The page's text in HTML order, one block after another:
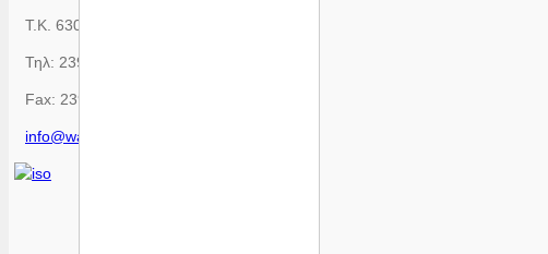
Τ.Κ. 63080
Τηλ: 23990 51722
Fax: 23990 51723
info@wattal.gr